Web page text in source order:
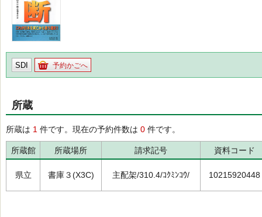
SDI 予約かごへ
所蔵
所蔵は 1 件です。現在の予約件数は 0 件です。
所蔵館 所蔵場所 請求記号 資料コード
県立 書庫３(X3C) 主配架/310.4/ｺｸﾐﾝｺｳ/ 10215920448